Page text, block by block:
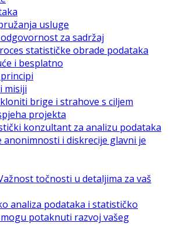
usluge
za sadržaj
statističke obrade podataka
i besplatno
misiji
brige i strahove s ciljem
projekta
konzultant za analizu podataka
anonimnosti i diskrecije glavni je
točnosti u detaljima za vaš
analiza podataka i statističko
potaknuti razvoj vašeg